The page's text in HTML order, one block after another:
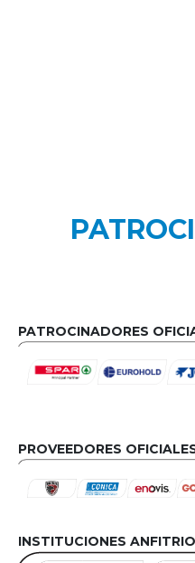
PATROCINADORES
PROVEEDORES
INSTITUCIONES